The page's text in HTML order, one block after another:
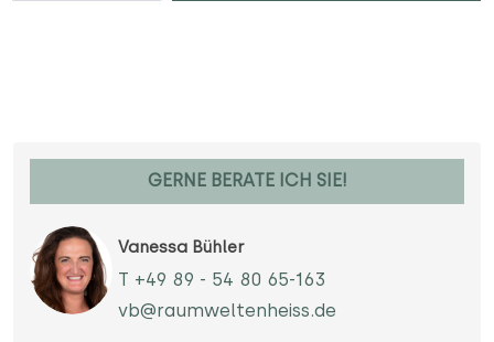
GERNE BERATE ICH SIE!
Vanessa Bühler
T +49 89 - 54 80 65-163
vb@raumweltenheiss.de